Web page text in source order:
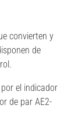
convierten y
de
el indicador
de par AE2-